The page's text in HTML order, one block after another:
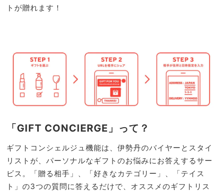
トが贈れます！
「GIFT CONCIERGE」って？
ギフトコンシェルジュ機能は、伊勢丹のバイヤーとスタイ
リストが、パーソナルなギフトのお悩みにお答えするサー
ビス。「贈る相手」、「好きなカテゴリー」、「テイス
ト」の3つの質問に答えるだけで、オススメのギフトリス